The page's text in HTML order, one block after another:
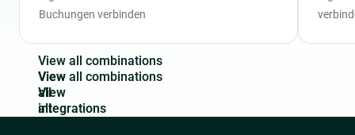
Buchungen verbinden
View a combinations
View
all
integrations